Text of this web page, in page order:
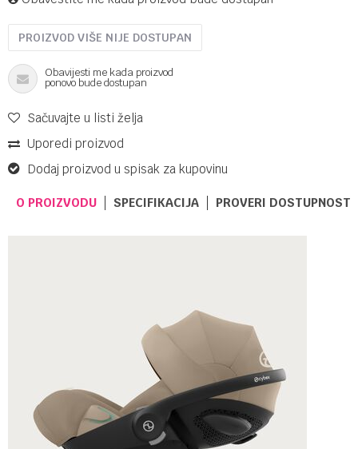
PROIZVOD VIŠE NIJE DOSTUPAN
Obavijesti me kada proizvod
ponovo bude dostupan
Sačuvajte u listi želja
Uporedi proizvod
Dodaj proizvod u spisak za kupovinu
O PROIZVODU SPECIFIKACIJA PROVERI DOSTUPNOST